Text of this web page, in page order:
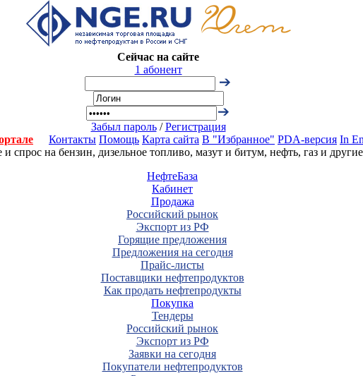
Сейчас на сайте
1 абонент
Забыл пароль/Регистрация
Контакты Помощь Карта сайта В "Избранное" PDA-версия In
спрос на бензин, дизельное топливо, мазут и битум, нефть, газ и
НефтеБаза
Кабинет
Продажа
Российский рынок
Экспорт из РФ
Горящие предложения
Предложения на сегодня
Прайс-листы
Поставщики нефтепродуктов
Как продать нефтепродукты
Покупка
Тендеры
Российский рынок
Экспорт из РФ
Заявки на сегодня
Покупатели нефтепродуктов